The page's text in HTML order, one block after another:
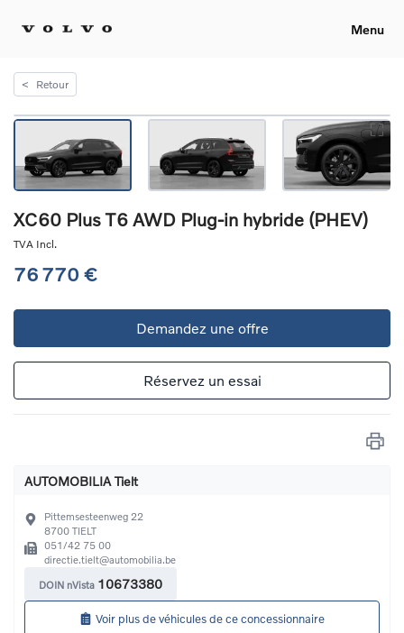
Menu
< Retour
XC60 Plus T6 AWD Plug-in hybride (PHEV)
TVA Incl.
76 770 €
Demandez une offre
Réservez un essai
AUTOMOBILIA Tielt
Pittemsesteenweg 22
8700 TIELT
051/42 75 00
directie.tielt@automobilia.be
DOIN nVista 10673380
Voir plus de véhicules de ce concessionnaire